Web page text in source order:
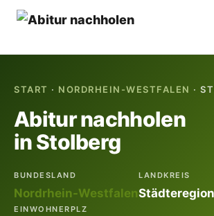
START · NORDRHEIN-WESTFALEN ·
Abitur nachholen
in Stolberg
BUNDESLAND
Nordrhein-Westfalen
LANDKREIS
EINWOHNERPLZ